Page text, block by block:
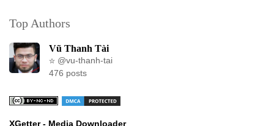
Top Authors
Vũ Thanh Tài
@vu-thanh-tai
476 posts
XGetter - Media Downloader